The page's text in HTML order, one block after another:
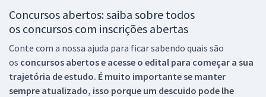
Concursos abertos: saiba sobre todos
os concursos com inscrições abertas
Conte com a nossa ajuda para ficar sabendo quais são
os concursos abertos e acesse o edital para começar a sua
trajetória de estudo. É muito importante se manter
sempre atualizado, isso porque um descuido pode lhe